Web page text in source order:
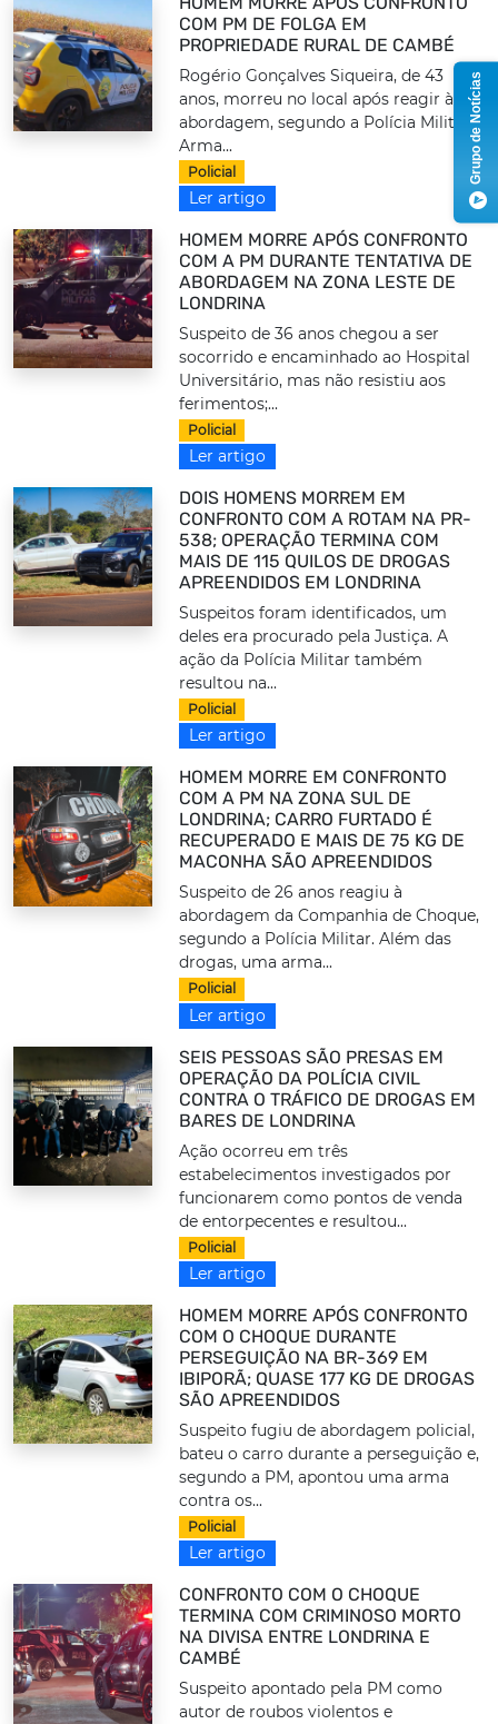
COM PM DE FOLGA EM
PROPRIEDADE RURAL DE CAMBÉ
Rogério Gonçalves Siqueira, de 43
anos, morreu no local após reagir à
abordagem, segundo a Polícia Militar.
Arma...
Policial
Ler artigo
HOMEM MORRE APÓS CONFRONTO
COM A PM DURANTE TENTATIVA DE
ABORDAGEM NA ZONA LESTE DE
LONDRINA
Suspeito de 36 anos chegou a ser
socorrido e encaminhado ao Hospital
Universitário, mas não resistiu aos
ferimentos;...
Policial
Ler artigo
DOIS HOMENS MORREM EM
CONFRONTO COM A ROTAM NA PR-
538; OPERAÇÃO TERMINA COM
MAIS DE 115 QUILOS DE DROGAS
APREENDIDOS EM LONDRINA
Suspeitos foram identificados, um
deles era procurado pela Justiça. A
ação da Polícia Militar também
resultou na...
Policial
Ler artigo
HOMEM MORRE EM CONFRONTO
COM A PM NA ZONA SUL DE
LONDRINA; CARRO FURTADO É
RECUPERADO E MAIS DE 75 KG DE
MACONHA SÃO APREENDIDOS
Suspeito de 26 anos reagiu à
abordagem da Companhia de Choque,
segundo a Polícia Militar. Além das
drogas, uma arma...
Policial
Ler artigo
SEIS PESSOAS SÃO PRESAS EM
OPERAÇÃO DA POLÍCIA CIVIL
CONTRA O TRÁFICO DE DROGAS EM
BARES DE LONDRINA
Ação ocorreu em três
estabelecimentos investigados por
funcionarem como pontos de venda
de entorpecentes e resultou...
Policial
Ler artigo
HOMEM MORRE APÓS CONFRONTO
COM O CHOQUE DURANTE
PERSEGUIÇÃO NA BR-369 EM
IBIPORÃ; QUASE 177 KG DE DROGAS
SÃO APREENDIDOS
Suspeito fugiu de abordagem policial,
bateu o carro durante a perseguição e,
segundo a PM, apontou uma arma
contra os...
Policial
Ler artigo
CONFRONTO COM O CHOQUE
TERMINA COM CRIMINOSO MORTO
NA DIVISA ENTRE LONDRINA E
CAMBÉ
Suspeito apontado pela PM como
autor de roubos violentos e
Grupo de Notícias